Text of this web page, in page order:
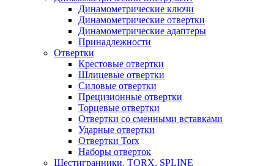
Динамометрические ключи
Динамометрические отвертки
Динамометрические адаптеры
Принадлежности
Отвертки
Крестовые отвертки
Шлицевые отвертки
Силовые отвертки
Прецизионные отвертки
Торцевые отвертки
Отвертки со сменными вставками
Ударные отвертки
Отвертки Torx
Наборы отверток
Шестигранники, TORX, SPLINE